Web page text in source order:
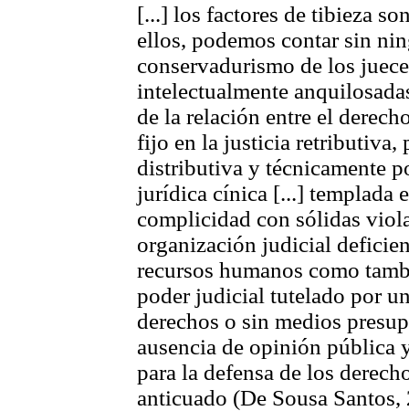
[...] los factores de tibieza
ellos, podemos contar sin
conservadurismo de los
intelectualmente
de la relación entre el
fijo en la justicia retributiva,
distributiva y técnicamente
jurídica cínica [...] templada
complicidad con sólidas
organización judicial
recursos humanos como
poder judicial tutelado por
derechos o sin medios
ausencia de opinión pública
para la defensa de los
anticuado (De Sousa